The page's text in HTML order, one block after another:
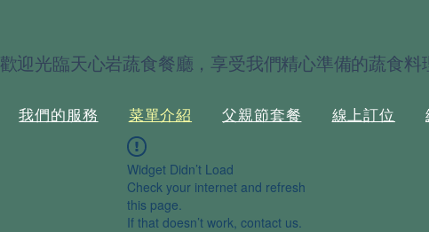
歡迎光臨天心岩蔬食餐廳，享受我們精心準備的蔬食料
我們的服務 菜單介紹 父親節套餐 線上訂位
Widget Didn’t Load
Check your internet and refresh
this page.
If that doesn’t work, contact us.